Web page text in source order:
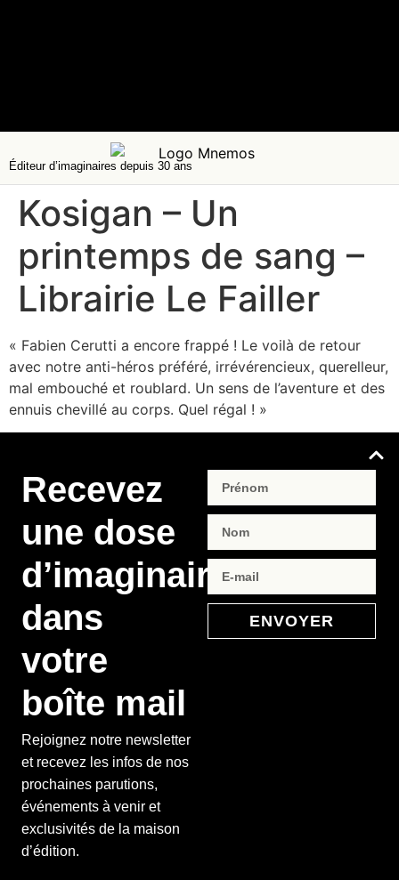
Éditeur d’imaginaires depuis 30 ans
Kosigan – Un
printemps de sang –
Librairie Le Failler
« Fabien Cerutti a encore frappé ! Le voilà de retour
avec notre anti-héros préféré, irrévérencieux, querelleur,
mal embouché et roublard. Un sens de l’aventure et des
ennuis chevillé au corps. Quel régal ! »
Recevez
une dose
d’imaginaire
dans
votre
boîte mail
Rejoignez notre newsletter
et recevez les infos de nos
prochaines parutions,
événements à venir et
exclusivités de la maison
d’édition.
ENVOYER